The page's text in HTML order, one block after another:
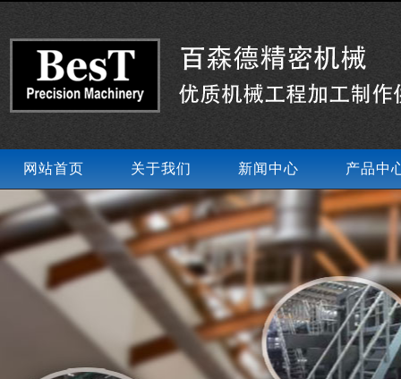
网站首页 关于我们 新闻中心 产品中